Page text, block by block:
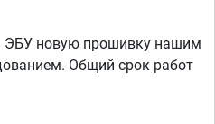
ЭБУ новую прошивку нашим
Общий срок работ